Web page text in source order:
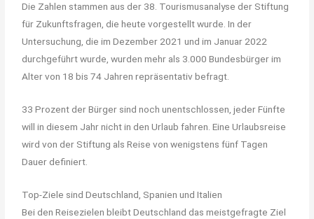
Die Zahlen stammen aus der 38. Tourismusanalyse der Stiftung
für Zukunftsfragen, die heute vorgestellt wurde. In der
Untersuchung, die im Dezember 2021 und im Januar 2022
durchgeführt wurde, wurden mehr als 3.000 Bundesbürger im
Alter von 18 bis 74 Jahren repräsentativ befragt.
33 Prozent der Bürger sind noch unentschlossen, jeder Fünfte
will in diesem Jahr nicht in den Urlaub fahren. Eine Urlaubsreise
wird von der Stiftung als Reise von wenigstens fünf Tagen
Dauer definiert.
Top-Ziele sind Deutschland, Spanien und Italien
Bei den Reisezielen bleibt Deutschland das meistgefragte Ziel